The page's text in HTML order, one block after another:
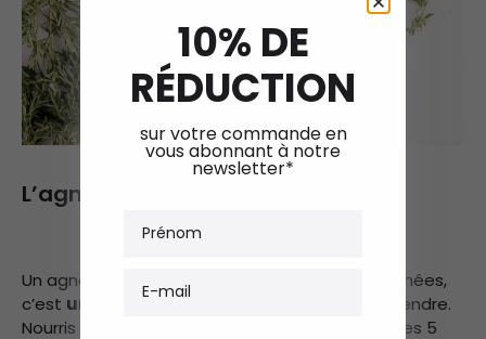
L’agneau de lait des Pyrénées
Un agneau élevé dans les montagnes des Pyrénées,
c’est un ovin d'exception
qui saura vous surprendre.
Nourris exclusivement au lait maternel durant ses 5
10% DE
RÉDUCTION
sur votre commande en
vous abonnant à notre
newsletter*